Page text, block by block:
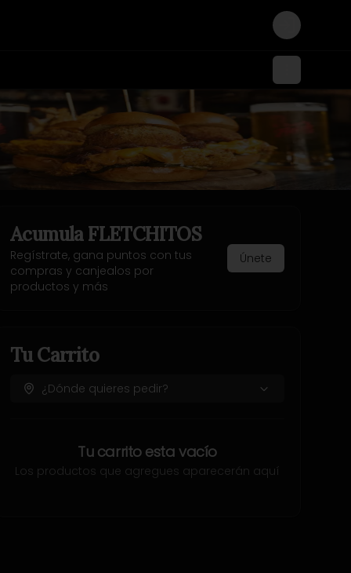
Login
AcumulaFLETCHITOS
Regístrate, gana puntos con tus
compras y canjealos por
productos y más
Únete
Tu Carrito
¿Dónde quieres pedir?
Tu carrito esta vacío
Los productos que agregues aparecerán aquí